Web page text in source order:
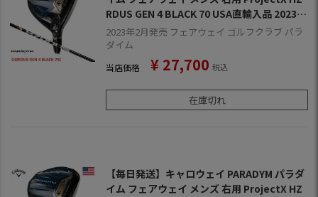
RDUS GEN 4 BLACK 70 USA直輸入品 2023年
モデル
2023年2月発売 フェアウェイ ゴルフクラブ パラ
ダイム
当店価格 ¥ 27,700 税込
在庫切れ
【毎日発送】キャロウェイ PARADYM パラダ
イム フェアウェイ メンズ 右用 ProjectX HZ